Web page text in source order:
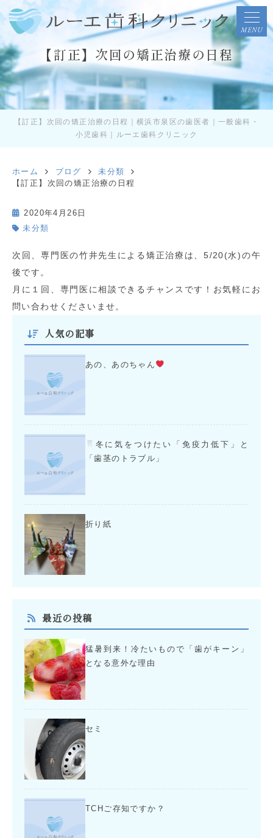
MENU
【訂正】次回の矯正治療の日程
【訂正】次回の矯正治療の日程｜横浜市泉区の歯医者｜一般歯科・
小児歯科｜ルーエ歯科クリニック
ホーム ブログ
未分類
【訂正】次回の矯正治療の日程
2020年4月26日
未分類
次回、専門医の竹井先生による矯正治療は、5/20(水)の午
後です。
月に１回、専門医に相談できるチャンスです！お気軽にお
問い合わせくださいませ。
人気の記事
あの、あのちゃん
冬に気をつけたい「免疫力低下」と
「歯茎のトラブル」
折り紙
最近の投稿
猛暑到来！冷たいもので「歯がキーン」
となる意外な理由
セミ
TCHご存知ですか？